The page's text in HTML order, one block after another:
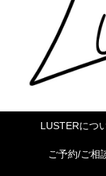
LUSTERにつ
ご予約/ご相